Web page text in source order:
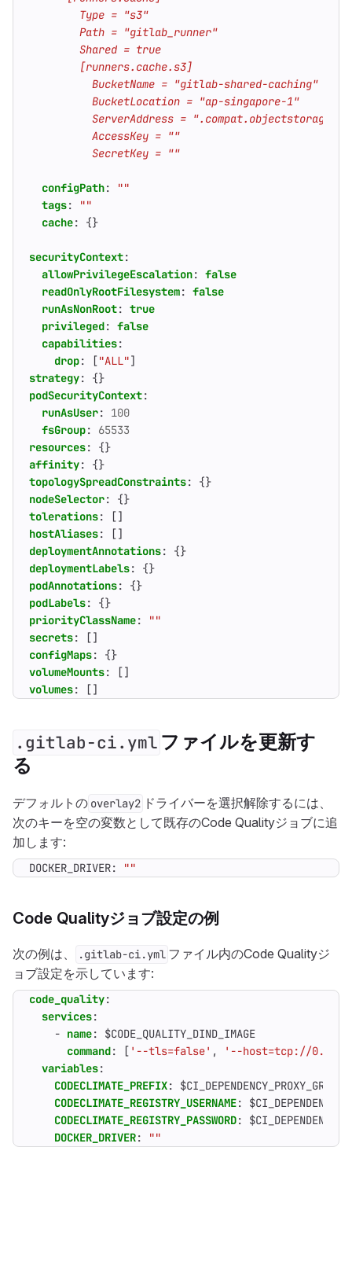
          SecretKey = ""
configPath:
""
tags:
""
cache: {}
securityContext:
allowPrivilegeEscalation: false
readOnlyRootFilesystem: false
runAsNonRoot: true
privileged: false
capabilities:
drop: ["ALL"]
strategy:
{}
podSecurityContext:
runAsUser:
100
fsGroup:
65533
resources:
{}
affinity:
{}
topologySpreadConstraints:
{}
nodeSelector:
{}
tolerations:
[]
hostAliases:
[]
deploymentAnnotations:
{}
deploymentLabels:
{}
podAnnotations:
{}
podLabels:
{}
priorityClassName:
""
secrets:
[]
configMaps:
{}
volumeMounts:
[]
volumes: []
.gitlab-ci.yml ファイルを更新す
る
デフォルトの overlay2 ドライバーを選択解除するには、
次のキーを空の変数として既存のCode Qualityジョブに追
加します:
DOCKER_DRIVER: ""
Code Qualityジョブ設定の例
次の例は、 .gitlab-ci.yml ファイル内のCode Qualityジ
ョブ設定を示しています:
code_quality:
services:
- name:
$CODE_QUALITY_DIND_IMAGE
command: [ '--tls=false' ,
'--host=tcp://
variables:
CODECLIMATE_PREFIX:
CODECLIMATE_REGISTRY_USERNAME:
CODECLIMATE_REGISTRY_PASSWORD:
DOCKER_DRIVER: ""